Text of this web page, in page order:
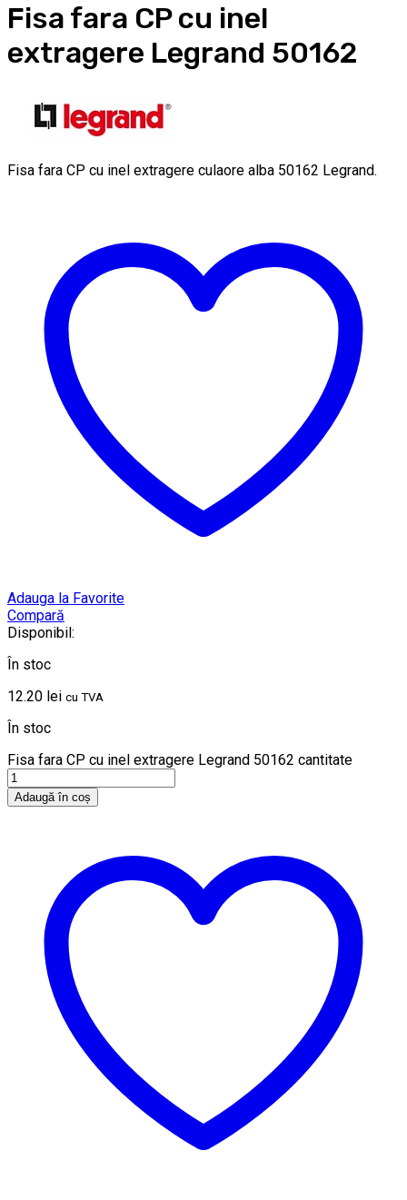
Fisa fara CP cu inel
extragere Legrand 50162
Fisa fara CP cu inel extragere culaore alba 50162 Legrand.
Adauga la Favorite
Compară
Disponibil:
În stoc
12.20 lei cu TVA
În stoc
Fisa fara CP cu inel extragere Legrand 50162 cantitate
Adaugă în coș